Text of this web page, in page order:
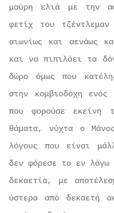
μαύρη ελιά με την
φετίχ του
αιωνίως και αενάως
και να πιπιλάει τα
δώρο όμως που
στην κομβιοδόχη ενός
που φορούσε εκείνη
θάματα, νύχτα ο
λόγους που είναι
δεν φόρεσε το εν λόγω
δεκαετία, με
ύστερα από δεκαετή